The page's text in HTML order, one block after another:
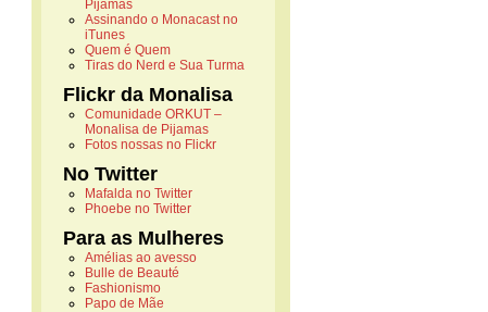
Pijamas
Assinando o Monacast no
iTunes
Quem é Quem
Tiras do Nerd e Sua Turma
Flickr da Monalisa
Comunidade ORKUT –
Monalisa de Pijamas
Fotos nossas no Flickr
No Twitter
Mafalda no Twitter
Phoebe no Twitter
Para as Mulheres
Amélias ao avesso
Bulle de Beauté
Fashionismo
Papo de Mãe